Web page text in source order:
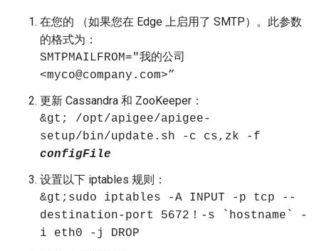
在您的 （如果您在 Edge 上启用了 SMTP）。此参数
的格式为：
SMTPMAILFROM="我的公司
<myco@company.com>”
更新 Cassandra 和 ZooKeeper：
&gt; /opt/apigee/apigee-
setup/bin/update.sh -c cs,zk -f
configFile
设置以下 iptables 规则：
&gt;sudo iptables -A INPUT -p tcp --
destination-port 5672！-s `hostname` -
i eth0 -j DROP